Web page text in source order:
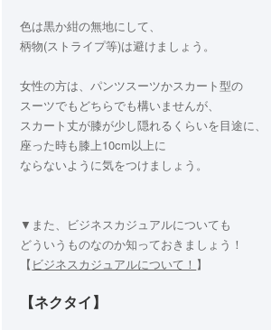
色は黒か紺の無地にして、
柄物(ストライプ等)は避けましょう。
女性の方は、パンツスーツかスカート型の
スーツでもどちらでも構いませんが、
スカート丈が膝が少し隠れるくらいを目途に、
座った時も膝上10cm以上に
ならないように気をつけましょう。
▼また、ビジネスカジュアルについても
どういうものなのか知っておきましょう！
【 ビジネスカジュアルについて！ 】
【ネクタイ】